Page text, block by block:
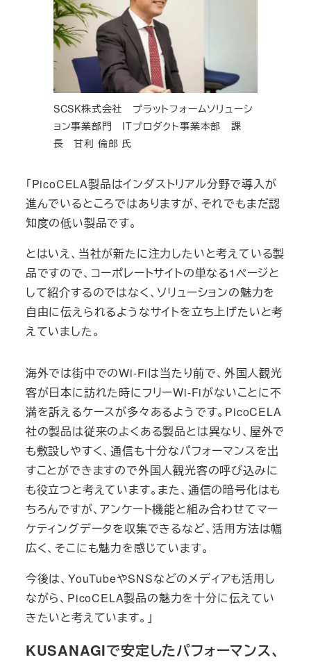
SCSK株式会社 プラットフォームソリューシ
ョン事業部門 ITプロダクト事業本部 課
長 甘利 倫郎 氏
「PicoCELA製品はインダストリアル分野で導入が
進んでいるところではありますが、それでもまだ認
知度の低い製品です。
とはいえ、当社が新たに注力したいと考えている製
品ですので、コーポレートサイトの単なる1ページと
して紹介するのではなく、ソリューションの魅力を
自由に伝えられるようなサイトを立ち上げたいと考
えていました。
海外では街中でのWi-Fiは当たり前で、外国人観光
客が日本に訪れた時にフリーWi-Fiがないことに不
満を訴えるケースが多々あるようです。PicoCELA
社の製品は従来のよくある製品とは異なり、屋外で
も敷設しやすく、通信も十分なパフォーマンスを出
すことができますので外国人観光客の呼び込みに
も役立つと考えています。また、通信の暗号化はも
ちろんですが、アンケート機能と組み合わせてマー
ケティングデータを収集できるなど、活用方法は幅
広く、そこにも魅力を感じています。
今後は、YouTubeやSNSなどのメディアも活用し
ながら、PicoCELA製品の魅力を十分に伝えてい
きたいと考えています。」
KUSANAGIで安定したパフォーマンス、